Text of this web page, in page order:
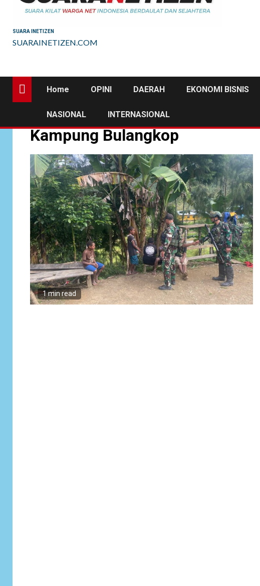
SUARA INETIZEN
SUARAINETIZEN.COM
Home OPINI DAERAH EKONOMI BISNIS
NASIONAL INTERNASIONAL
Kampung Bulangkop
1 min read